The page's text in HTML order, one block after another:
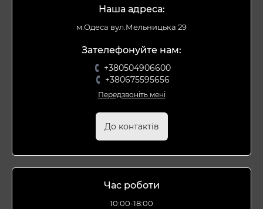
Наша адреса:
м.Одеса вул.Мельницька 29
Зателефонуйте нам:
+380504906600
+380675595656
Передзвоніть мені
До контактів
Час роботи
10:00-18:00